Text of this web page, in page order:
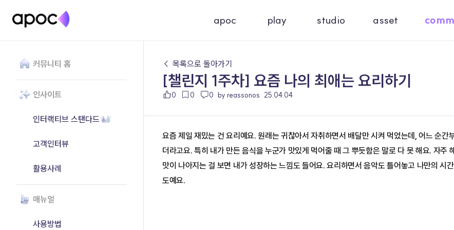
apoc play studio asset
커뮤니티 홈
인사이트
인터랙티브 스탠다드
고객인터뷰
활용사례
매뉴얼
사용방법
← 목록으로 돌아가기
[챌린지 1주차] 요즘 나의 최애는 요리하기
0 0 0 by reassonos 25.04.04
요즘 제일 재밌는 건 요리예요. 원래는 귀찮아서 자취하면서 배달만 시켜 먹었는데, 어느 순
더라고요. 특히 내가 만든 음식을 누군가 맛있게 먹어줄 때 그 뿌듯함은 말로 다 못 해요. 자
맛이 나아지는 걸 보면 내가 성장하는 느낌도 들어요. 요리하면서 음악도 틀어놓고 나만의 시
도예요.